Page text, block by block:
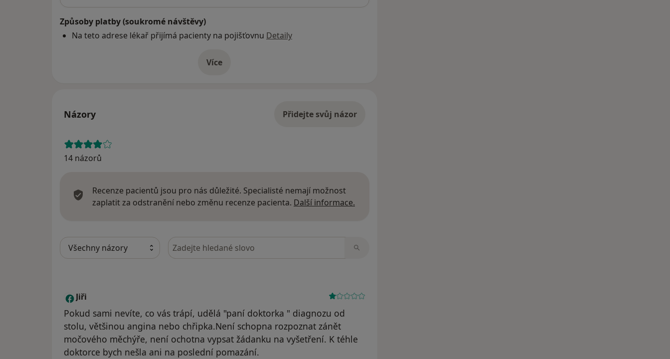
Způsoby platby (soukromé návštěvy)
Na teto adrese lékař přijímá pacienty na pojišťovnu Detaily
Víceo adrese
Názory Přidejte svůj názor
14 názorů
Recenze pacientů jsou pro nás důležité. Specialisté nemají možnost
zaplatit za odstranění nebo změnu recenze pacienta. Další informace.
Hledejte v názorech
J Jiři
Pokud sami nevíte, co vás trápí, udělá "paní doktorka " diagnozu od
stolu, většinou angina nebo chřipka.Není schopna rozpoznat zánět
močového měchýře, není ochotna vypsat žádanku na vyšetření. K téhle
doktorce bych nešla ani na poslední pomazání.